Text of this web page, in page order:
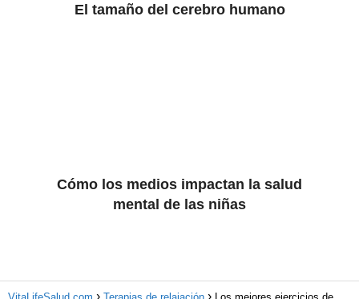
El tamaño del cerebro humano
Cómo los medios impactan la salud
mental de las niñas